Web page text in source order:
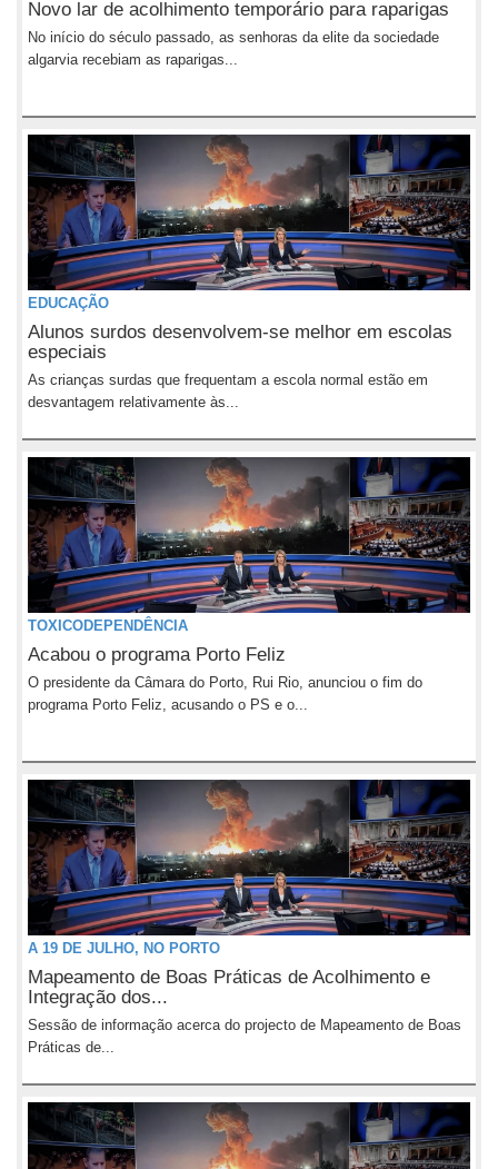
Novo lar de acolhimento temporário para raparigas
No início do século passado, as senhoras da elite da sociedade
algarvia recebiam as raparigas...
EDUCAÇÃO
Alunos surdos desenvolvem-se melhor em escolas
especiais
As crianças surdas que frequentam a escola normal estão em
desvantagem relativamente às...
TOXICODEPENDÊNCIA
Acabou o programa Porto Feliz
O presidente da Câmara do Porto, Rui Rio, anunciou o fim do
programa Porto Feliz, acusando o PS e o...
A 19 DE JULHO, NO PORTO
Mapeamento de Boas Práticas de Acolhimento e
Integração dos...
Sessão de informação acerca do projecto de Mapeamento de Boas
Práticas de...